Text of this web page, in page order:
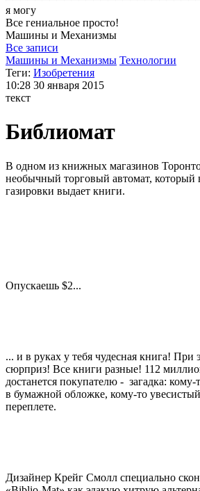
я могу
Все гениальное просто!
Машины и Механизмы
Все записи
Машины и Механизмы Технологии
Теги: Изобретения
10:28 30 января 2015
текст
Библиомат
В одном из книжных магазинов
необычный торговый автомат, который
газировки выдает книги.
Опускаешь $2...
... и в руках у тебя чудесная книга! При
сюрприз! Все книги разные! 112
достанется покупателю - загадка: кому-
в бумажной обложке, кому-то
переплете.
Дизайнер Крейг Смолл специально